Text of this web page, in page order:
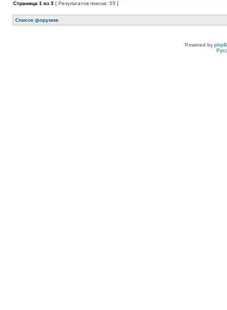
Страница 1 из 3 [ Результатов поиска: 55 ]
Список форумов
Powered by